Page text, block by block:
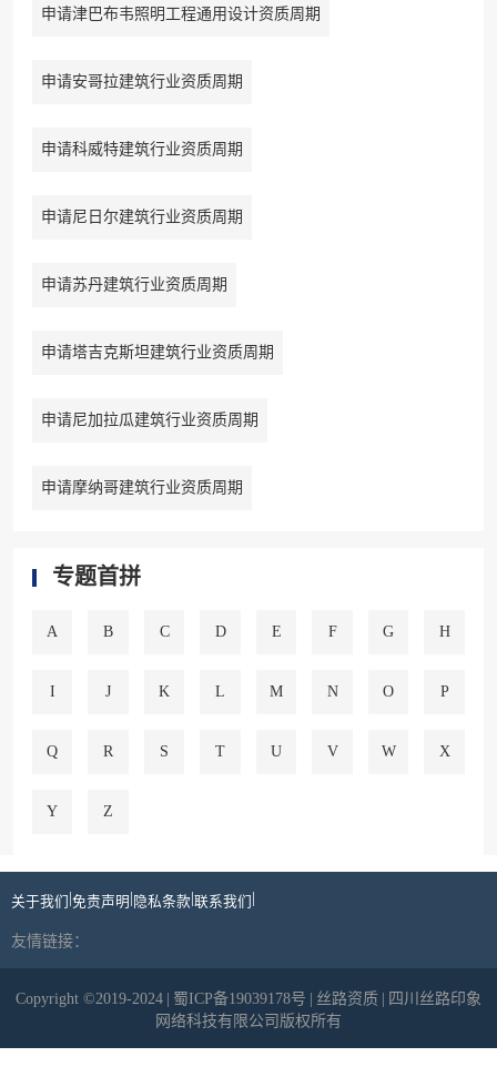
申请津巴布韦照明工程通用设计资质周期
申请安哥拉建筑行业资质周期
申请科威特建筑行业资质周期
申请尼日尔建筑行业资质周期
申请苏丹建筑行业资质周期
申请塔吉克斯坦建筑行业资质周期
申请尼加拉瓜建筑行业资质周期
申请摩纳哥建筑行业资质周期
专题首拼
A B C D E F G H
I J K L M N O P
Q R S T U V W X
Y Z
关于我们 免责声明 隐私条款 联系我们
友情链接：
Copyright ©2019-2024 蜀ICP备19039178号 丝路资质
四川丝路印象
网络科技有限公司版权所有